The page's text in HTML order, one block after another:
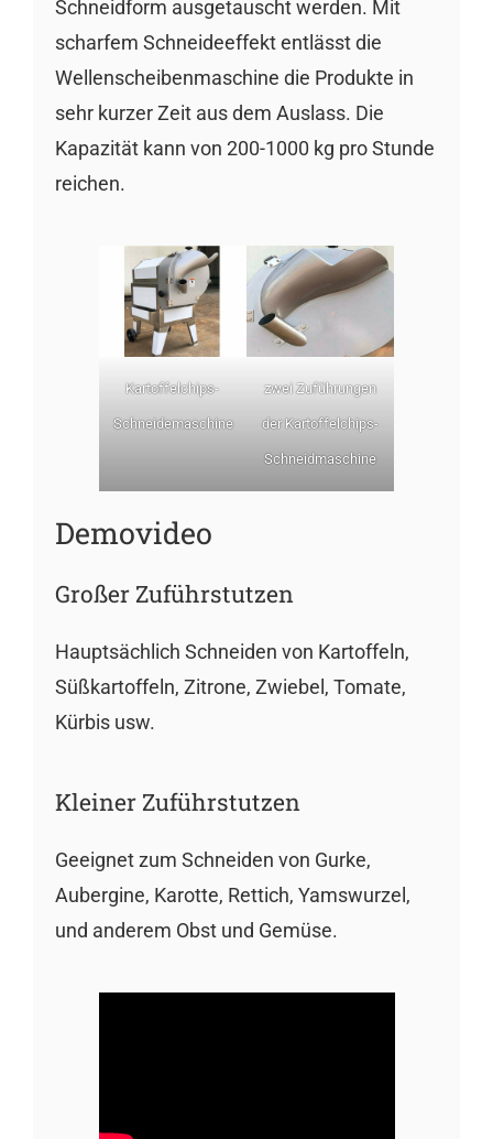
Schneidform ausgetauscht werden. Mit
scharfem Schneideeffekt entlässt die
Wellenscheibenmaschine die Produkte in
sehr kurzer Zeit aus dem Auslass. Die
Kapazität kann von 200-1000 kg pro Stunde
reichen.
Kartoffelchips-
Schneidemaschine
zwei Zuführungen
der Kartoffelchips-
Schneidmaschine
Demovideo
Großer Zuführstutzen
Hauptsächlich Schneiden von Kartoffeln,
Süßkartoffeln, Zitrone, Zwiebel, Tomate,
Kürbis usw.
Kleiner Zuführstutzen
Geeignet zum Schneiden von Gurke,
Aubergine, Karotte, Rettich, Yamswurzel,
und anderem Obst und Gemüse.